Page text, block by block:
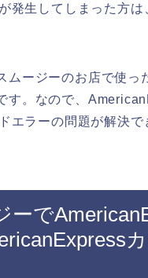
発生してしまった方
ムージーのお店で使
す。なので、
エラーの問題が解決で
で